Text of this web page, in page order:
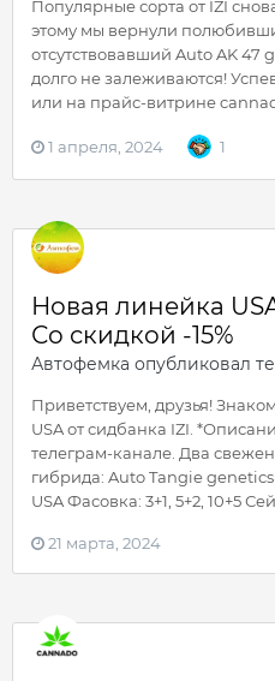
Популярные сорта от IZI
этому мы вернули
отсутствовавший Auto AK
долго не залеживаются!
или на прайс-витрине
1 апреля, 2024 1
Новая линейка
Со скидкой -15%
Автофемка опубликовал
Приветствуем, друзья!
USA от сидбанка IZI.
телеграм-канале. Два
гибрида: Auto Tangie
USA Фасовка: 3+1, 5+2, 10+5
21 марта, 2024